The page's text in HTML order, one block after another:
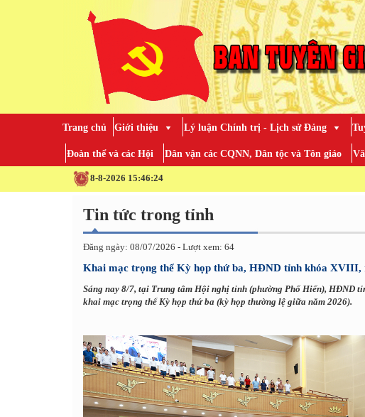
Trang chủ Giới thiệu Lý luận Chính trị - Lịch sử Đảng
Đoàn thể và các Hội Dân vận các CQNN, Dân tộc và Tôn giáo
8-8-2026 15:46:26 TOÀN ĐẢNG,
Tin tức trong tỉnh
Đăng ngày: 08/07/2026 - Lượt xem: 64
Khai mạc trọng thể Kỳ họp thứ ba, HĐND tỉnh khóa XVIII,
Sáng nay 8/7, tại Trung tâm Hội nghị tỉnh (phường Phố Hiến), HĐND
khai mạc trọng thể Kỳ họp thứ ba (kỳ họp thường lệ giữa năm 2026).